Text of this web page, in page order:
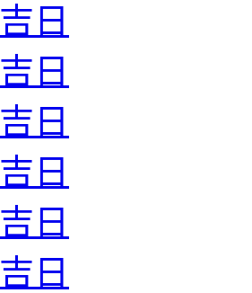
日
日
日
日
日
日